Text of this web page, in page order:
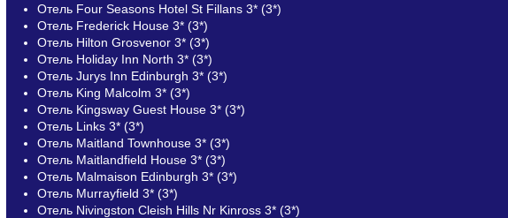
Отель Four Seasons Hotel St Fillans 3* (3*)
Отель Frederick House 3* (3*)
Отель Hilton Grosvenor 3* (3*)
Отель Holiday Inn North 3* (3*)
Отель Jurys Inn Edinburgh 3* (3*)
Отель King Malcolm 3* (3*)
Отель Kingsway Guest House 3* (3*)
Отель Links 3* (3*)
Отель Maitland Townhouse 3* (3*)
Отель Maitlandfield House 3* (3*)
Отель Malmaison Edinburgh 3* (3*)
Отель Murrayfield 3* (3*)
Отель Nivingston Cleish Hills Nr Kinross 3* (3*)